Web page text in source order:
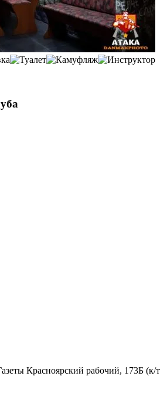
Красноярский рабочий, 173Б (к/т